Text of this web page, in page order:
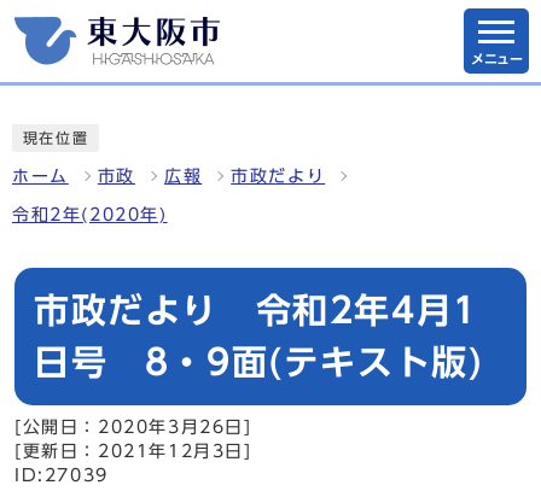
メニュー
現在位置
ホーム 市政 広報 市政だより
令和2年(2020年)
市政だより 令和2年4月1
日号 8・9面(テキスト版)
[公開日：2020年3月26日]
[更新日：2021年12月3日]
ID:27039